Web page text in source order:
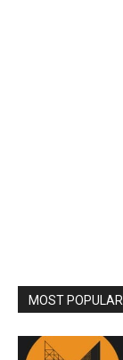
MOST POPULAR